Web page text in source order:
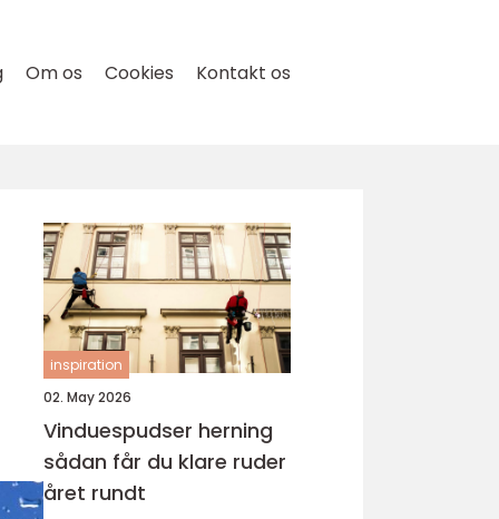
Om os Cookies Kontakt os
inspiration
02. May 2026
Vinduespudser herning
sådan får du klare ruder
året rundt